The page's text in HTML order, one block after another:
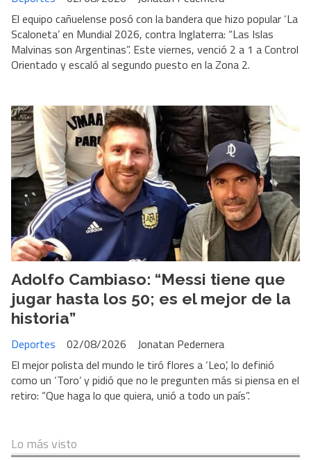
El equipo cañuelense posó con la bandera que hizo popular ‘La
Scaloneta’ en Mundial 2026, contra Inglaterra: “Las Islas
Malvinas son Argentinas”. Este viernes, venció 2 a 1 a Control
Orientado y escaló al segundo puesto en la Zona 2.
Adolfo Cambiaso: “Messi tiene que
jugar hasta los 50; es el mejor de la
historia”
Jonatan Pedernera
Deportes
02/08/2026
El mejor polista del mundo le tiró flores a ‘Leo’, lo definió
como un ‘Toro’ y pidió que no le pregunten más si piensa en el
retiro: “Que haga lo que quiera, unió a todo un país”.
Lo más visto